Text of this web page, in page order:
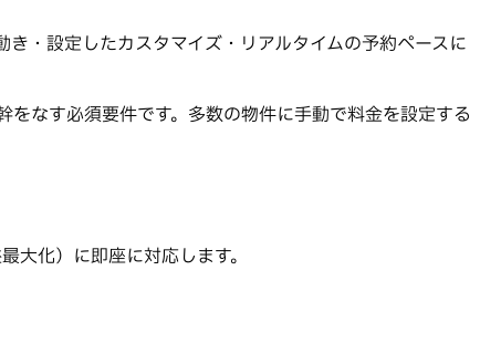
・設定したカスタマイズ・リアルタイムの予約ペースに
なす必須要件です。多数の物件に手動で料金を設定する
化）に即座に対応します。